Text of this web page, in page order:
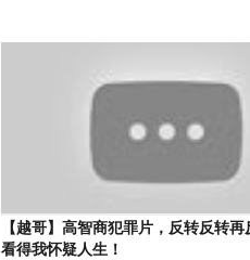
【越哥】高智商犯罪片，反转反转
看得我怀疑人生！